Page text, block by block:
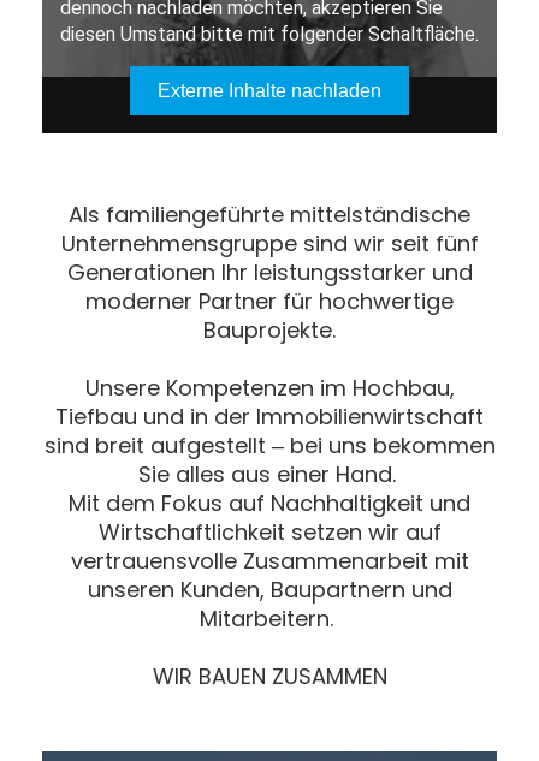
Als familiengeführte mittelständische
Unternehmensgruppe sind wir seit fünf
Generationen Ihr leistungsstarker und
moderner Partner für hochwertige
Bauprojekte.
Unsere Kompetenzen im Hochbau,
Tiefbau und in der Immobilienwirtschaft
sind breit aufgestellt ‒ bei uns bekommen
Sie alles aus einer Hand.
Mit dem Fokus auf Nachhaltigkeit und
Wirtschaftlichkeit setzen wir auf
vertrauensvolle Zusammenarbeit mit
unseren Kunden, Baupartnern und
Mitarbeitern.
WIR BAUEN ZUSAMMEN